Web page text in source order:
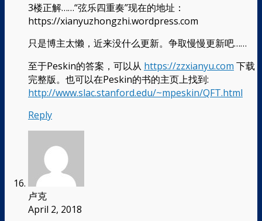
3楼正解……“弦乐四重奏”现在的地址：
https://xianyuzhongzhi.wordpress.com
只是博主太懒，近来没什么更新。争取慢慢更新吧……
至于Peskin的答案，可以从 https://zzxianyu.com 下载
完整版。也可以在Peskin的书的主页上找到:
http://www.slac.stanford.edu/~mpeskin/QFT.html
Reply
卢克
April 2, 2018